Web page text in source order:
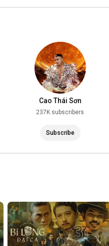
Cao Thái Sơn
237K subscribers
Subscribe